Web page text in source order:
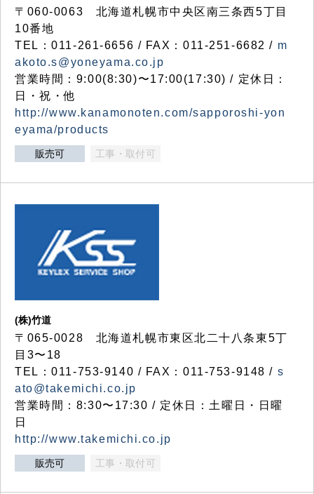
〒060-0063 北海道札幌市中央区南三条西5丁目
10番地
TEL：011-261-6656 / FAX：011-251-6682 / m
akoto.s@yoneyama.co.jp
営業時間：9:00(8:30)〜17:00(17:30) / 定休日：
日・祝・他
http://www.kanamonoten.com/sapporoshi-yon
eyama/products
販売可 工事・取付可
(株)竹道
〒065-0028 北海道札幌市東区北二十八条東5丁
目3〜18
TEL：011-753-9140 / FAX：011-753-9148 / s
ato@takemichi.co.jp
営業時間：8:30〜17:30 / 定休日：土曜日・日曜
日
http://www.takemichi.co.jp
販売可 工事・取付可